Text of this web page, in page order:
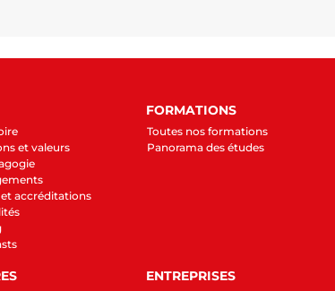
et valeurs
et accréditations
FORMATIONS
Toutes nos formations
Panorama des études
ENTREPRISES